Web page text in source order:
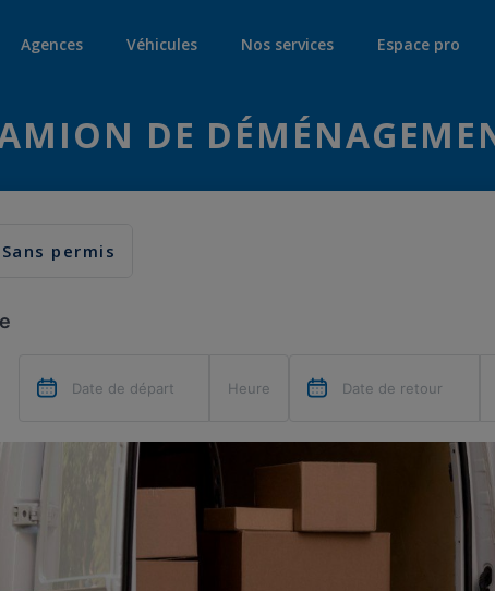
Agences Véhicules Nos services Espace pro
DE
Sans permis